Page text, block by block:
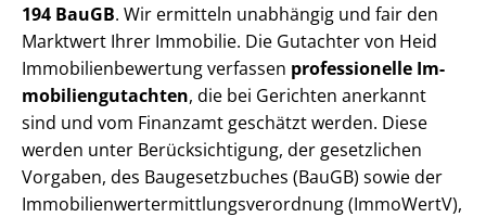
194 BauGB. Wir ermitteln unabhängig und fair den
Marktwert Ihrer Immobilie. Die Gutachter von Heid
Im­mo­bi­li­en­be­wer­tung verfassen professionelle Im­
mo­bi­li­en­gut­ach­ten, die bei Gerichten anerkannt
sind und vom Finanzamt geschätzt werden. Diese
werden unter Be­rück­sich­ti­gung, der gesetzlichen
Vorgaben, des Baugesetzbuches (BauGB) sowie der
Im­mo­bi­li­en­wert­ermitt­lungs­ver­ord­nung (ImmoWertV),